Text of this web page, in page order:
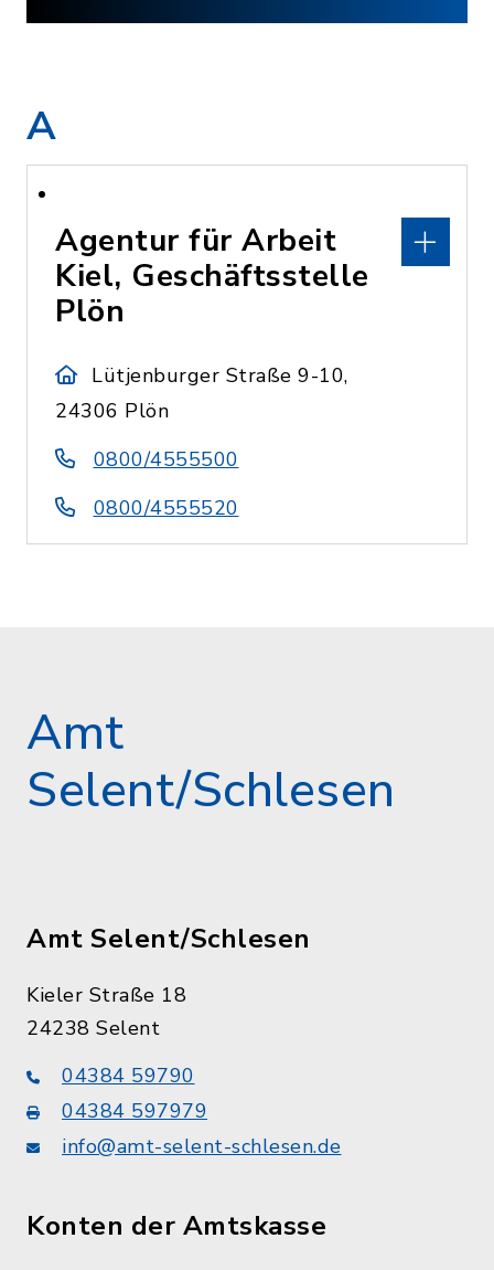
A
Agentur für Arbeit
Kiel, Geschäftsstelle
Plön
Lütjenburger Straße 9-10,
24306 Plön
0800/4555500
0800/4555520
Amt
Selent/Schlesen
Amt Selent/Schlesen
Kieler Straße 18
24238 Selent
04384 59790
04384 597979
info@amt-selent-schlesen.de
Konten der Amtskasse